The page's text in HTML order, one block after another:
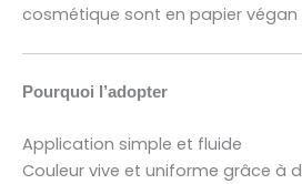
cosmétique sont en papier végan
Pourquoi l’adopter
Application simple et fluide
Couleur vive et uniforme grâce à